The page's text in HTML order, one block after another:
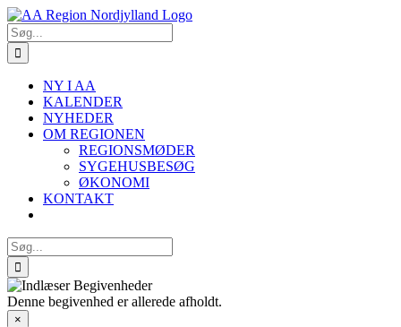
Skip
to
content
Søg
efter:
NY I AA
KALENDER
NYHEDER
OM REGIONEN
REGIONSMØDER
SYGEHUSBESØG
ØKONOMI
KONTAKT
Søg
efter:
Denne begivenhed er allerede afholdt.
×